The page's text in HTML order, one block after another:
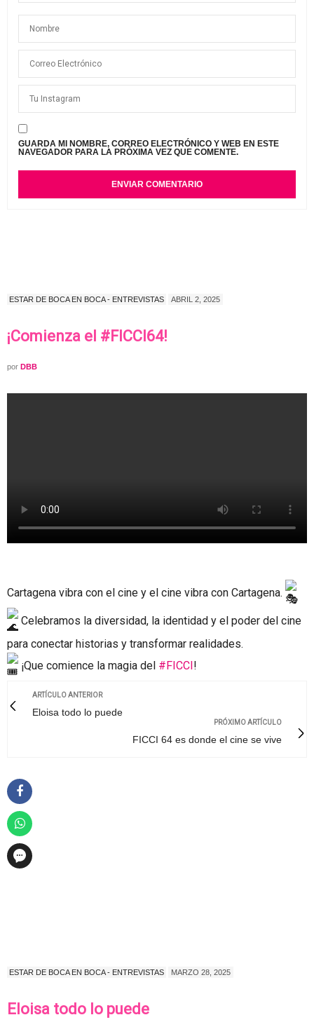
GUARDA MI NOMBRE, CORREO ELECTRÓNICO Y WEB EN ESTE
NAVEGADOR PARA LA PRÓXIMA VEZ QUE COMENTE.
ESTAR DE BOCA EN BOCA - ENTREVISTAS ABRIL 2, 2025
¡Comienza el #FICCI64!
por DBB
Cartagena vibra con el cine y el cine vibra con Cartagena.
Celebramos la diversidad, la identidad y el poder del cine
para conectar historias y transformar realidades.
¡Que comience la magia del #FICCI !
ARTÍCULO ANTERIOR
Eloisa todo lo puede
PRÓXIMO ARTÍCULO
FICCI 64 es donde el cine se vive
ESTAR DE BOCA EN BOCA - ENTREVISTAS MARZO 28, 2025
Eloisa todo lo puede